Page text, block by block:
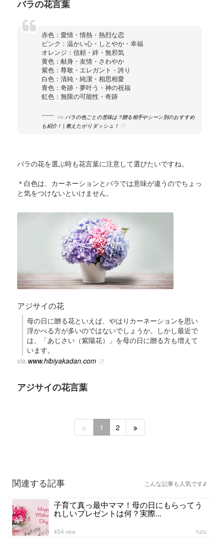
バラの花言葉
赤色：愛情・情熱・熱烈な恋
ピンク：温かい心・しとやか・幸福
オレンジ：信頼・絆・無邪気
黄色：献身・友情・さわやか
紫色：尊敬・エレガント・誇り
白色：清純・純潔・相思相愛
青色：奇跡・夢叶う・神の祝福
虹色：無限の可能性・奇跡
via バラの色ごとの意味は？贈る相手やシーン別のおすすめ
も紹介！ | 教えたがりダッシュ！
バラの花を選ぶ時も花言葉に注意して選びたいですね。
＊白色は、カーネーションとバラでは意味が違うのでちょっ
と気をつけないといけません。
アジサイの花
母の日に贈る花といえば、やはりカーネーションを思い
浮かべる方が多いのではないでしょうか。しかし最近で
は、「あじさい（紫陽花）」を母の日に贈る方も増えて
います。
via www.hibiyakadan.com
アジサイの花言葉
1 2
関連する記事 こんな記事も人気です♪
子育て真っ最中ママ！母の日にもらってう
れしいプレゼントは何？実際...
ruru
454 view